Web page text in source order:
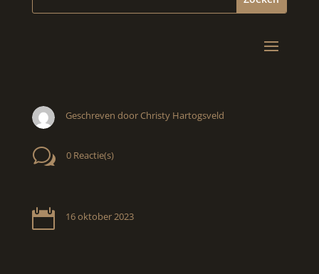
Geschreven door Christy Hartogsveld
w 0 Reactie(s)
 16 oktober 2023